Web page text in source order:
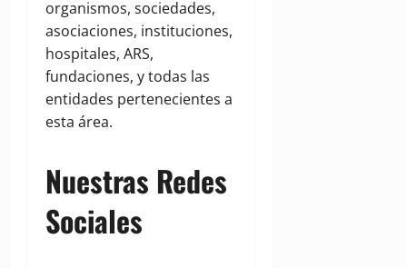
organismos, sociedades,
asociaciones, instituciones,
hospitales, ARS,
fundaciones, y todas las
entidades pertenecientes a
esta área.
Nuestras Redes
Sociales